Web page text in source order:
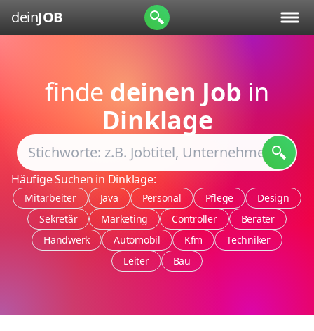
deinJOB
finde deinen Job in
Dinklage
Häufige Suchen in Dinklage:
Mitarbeiter Java Personal Pflege
Design
Sekretär
Marketing Controller
Berater
Handwerk
Automobil Kfm
Techniker
Leiter
Bau